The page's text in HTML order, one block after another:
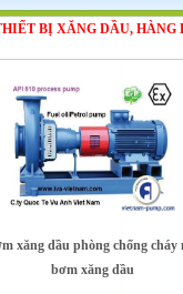
BỊ XĂNG DẦU, HÀNG
xăng dầu phòng chống cháy
bơm xăng dầu